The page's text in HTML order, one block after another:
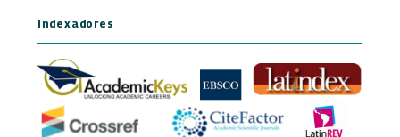
Indexadores